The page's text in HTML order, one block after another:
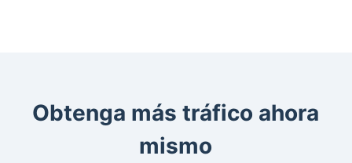
Obtenga más tráfico ahora
mismo